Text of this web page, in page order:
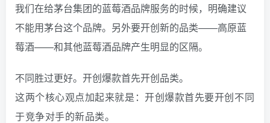
我们在给茅台集团的蓝莓酒品牌服务的时候，明确建议
不能用茅台这个品牌。另外要开创新的品类——高原蓝
莓酒——和其他蓝莓酒品牌产生明显的区隔。
不同胜过更好。开创爆款首先开创品类。
这两个核心观点加起来就是：开创爆款首先要开创不同
于竞争对手的新品类。